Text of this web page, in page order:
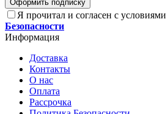
Оформить подписку
Я прочитал и согласен с условиями
Безопасности
Информация
Доставка
Контакты
О нас
Оплата
Рассрочка